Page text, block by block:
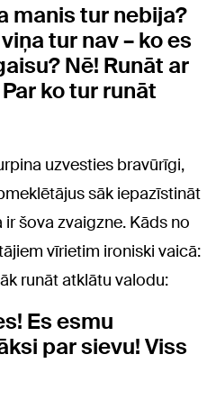
manis tur nebija?
tur nav – ko es
Nē! Runāt ar
ko tur runāt
uzvesties bravūrīgi,
sāk iepazīstināt
ir šova zvaigzne. Kāds no
vīrietim ironiski vaicā:
runāt atklātu valodu:
Es esmu
par sievu! Viss